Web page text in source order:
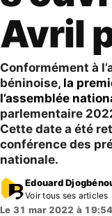
Avril
Conformément à
béninoise, la
l’assemblée
parlementaire
Cette date a été
conférence des
nationale.
Edouard
Voir tous ses articles
Le 31 mar 2022 à 19:54